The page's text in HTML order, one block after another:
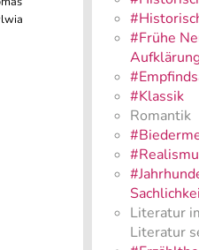
#Frühe
#Klassik
Romantik
Literatur
Literatur